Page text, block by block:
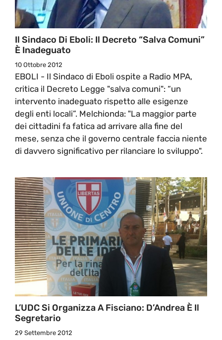
Il Sindaco Di Eboli: Il Decreto “Salva Comuni”
È Inadeguato
10 Ottobre 2012
EBOLI - Il Sindaco di Eboli ospite a Radio MPA,
critica il Decreto Legge "salva comuni": “un
intervento inadeguato rispetto alle esigenze
degli enti locali”. Melchionda: "La maggior parte
dei cittadini fa fatica ad arrivare alla fine del
mese, senza che il governo centrale faccia niente
di davvero significativo per rilanciare lo sviluppo".
L’UDC Si Organizza A Fisciano: D’Andrea È Il
Segretario
29 Settembre 2012